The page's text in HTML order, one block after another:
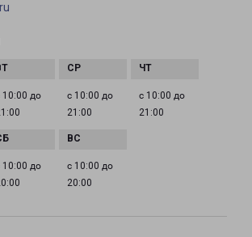
10:00 до
с 10:00 до
21:00
с 10:00 до
21:00
10:00 до
с 10:00 до
20:00